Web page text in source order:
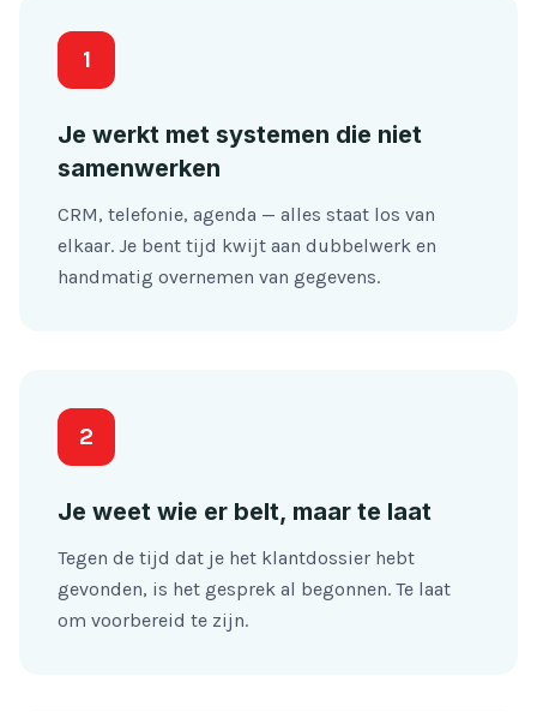
1
Je werkt met systemen die niet
samenwerken
CRM, telefonie, agenda — alles staat los van
elkaar. Je bent tijd kwijt aan dubbelwerk en
handmatig overnemen van gegevens.
2
Je weet wie er belt, maar te laat
Tegen de tijd dat je het klantdossier hebt
gevonden, is het gesprek al begonnen. Te laat
om voorbereid te zijn.